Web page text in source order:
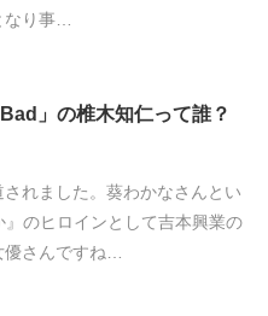
り事…
」の椎木知仁って誰？
れました。葵わかなさんとい
のヒロインとして吉本興業の
さんですね…